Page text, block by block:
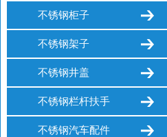
不锈钢柜子
不锈钢架子
不锈钢井盖
不锈钢栏杆扶手
不锈钢汽车配件